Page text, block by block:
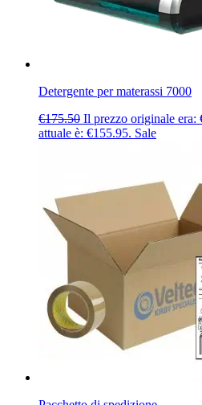
Detergente per materassi 7000
€175.50 Il prezzo originale era:
attuale è: €155.95. Sale